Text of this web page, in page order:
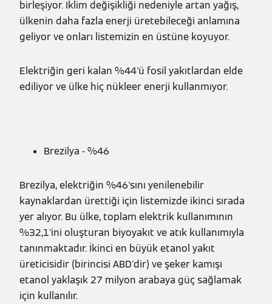
birleşiyor. İklim değişikliği nedeniyle artan yağış,
ülkenin daha fazla enerji üretebileceği anlamına
geliyor ve onları listemizin en üstüne koyuyor.
Elektriğin geri kalan %44'ü fosil yakıtlardan elde
ediliyor ve ülke hiç nükleer enerji kullanmıyor.
Brezilya - %46
Brezilya, elektriğin %46'sını yenilenebilir
kaynaklardan ürettiği için listemizde ikinci sırada
yer alıyor. Bu ülke, toplam elektrik kullanımının
%32,1'ini oluşturan biyoyakıt ve atık kullanımıyla
tanınmaktadır. İkinci en büyük etanol yakıt
üreticisidir (birincisi ABD'dir) ve şeker kamışı
etanol yaklaşık 27 milyon arabaya güç sağlamak
için kullanılır.